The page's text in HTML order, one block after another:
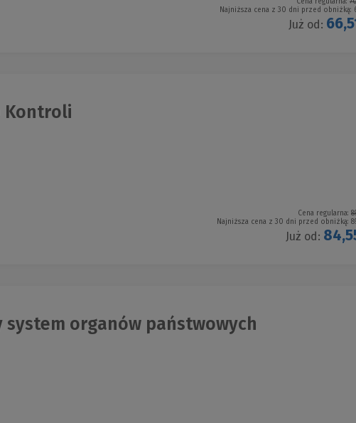
Najniższa cena z 30 dni przed obniżką:
Już od:
Kontroli
Cena regularna:
Najniższa cena z 30 dni przed obniżką:
Już od:
organów państwowych